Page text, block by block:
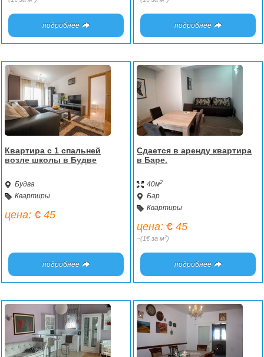
подробнее подробнее
Квартира с 1 спальней
возле школы в Будве
Будва
Квартиры
цена: 45
подробнее
Сдается в аренду квартира
в Баре.
40м2
Бар
Квартиры
цена: 45
~(1€ за м2)
подробнее